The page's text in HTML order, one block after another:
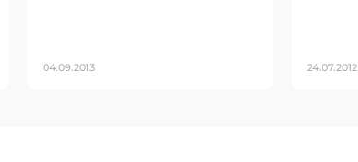
04.09.2013 24.07.2012